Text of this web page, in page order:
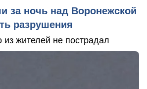
за ночь над Воронежской
разрушения
из жителей не пострадал